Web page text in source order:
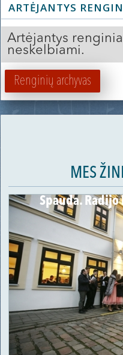
ARTĖJANTYS
Artėjantys
neskelbiami.
Renginių archyvas
MES
Spauda.